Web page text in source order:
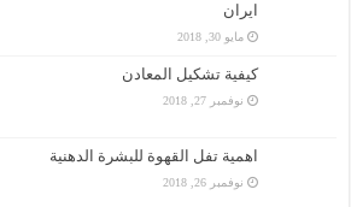
ايران
مايو 30, 2018
كيفية تشكيل المعادن
نوفمبر 27, 2018
اهمية تفل القهوة للبشرة الدهنية
نوفمبر 26, 2018